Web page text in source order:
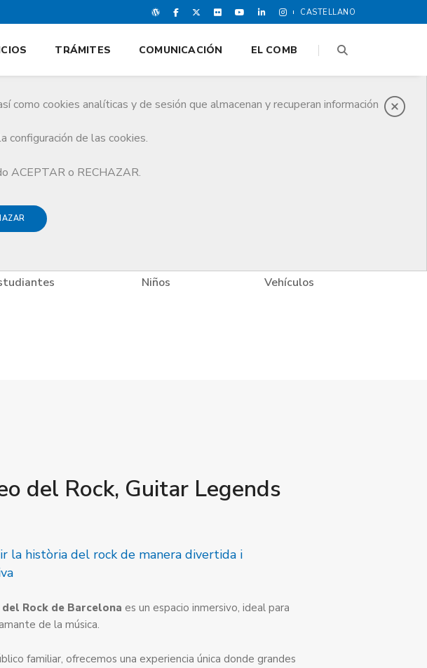
CASTELLANO
cookies analíticas y de sesión que almacenan y recuperan información
configuración de las cookies.
ACEPTAR o RECHAZAR.
TRÁMITES COMUNICACIÓN EL COMB
Legends Hall
Niños Vehículos
del Rock, Guitar Legends
la història del rock de manera divertida i
del Rock de Barcelona es un espacio inmersivo, ideal para
de la música.
familiar, ofrecemos una experiencia única donde grandes